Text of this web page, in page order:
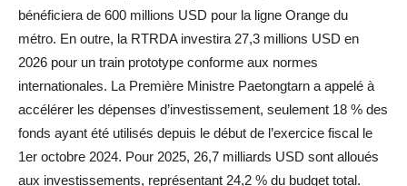
bénéficiera de 600 millions USD pour la ligne Orange du
métro. En outre, la RTRDA investira 27,3 millions USD en
2026 pour un train prototype conforme aux normes
internationales. La Première Ministre Paetongtarn a appelé à
accélérer les dépenses d’investissement, seulement 18 % des
fonds ayant été utilisés depuis le début de l’exercice fiscal le
1er octobre 2024. Pour 2025, 26,7 milliards USD sont alloués
aux investissements, représentant 24,2 % du budget total.